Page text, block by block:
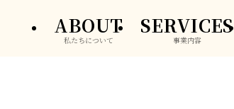
ABOUT
私たちについて
SERVICES
事業内容